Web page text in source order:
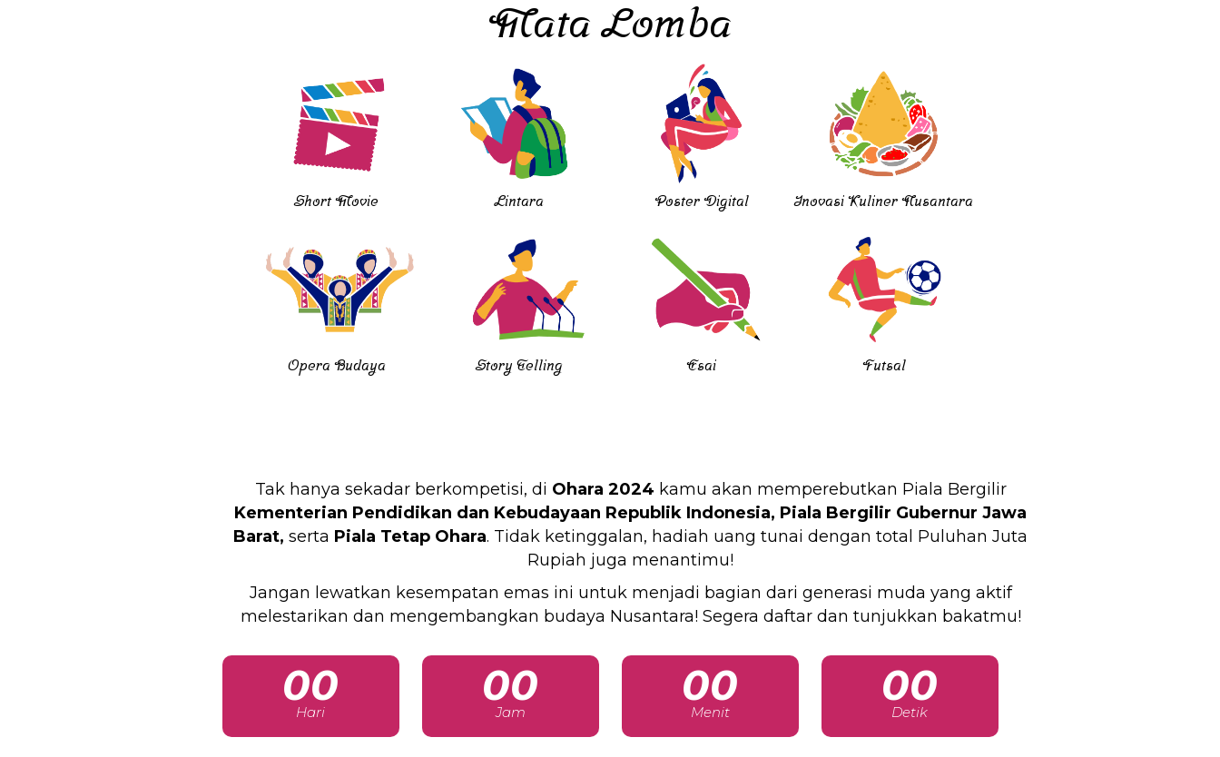
Mata Lomba
Short Movie Lintara Poster Digital Inovasi Kuliner Nusantara
Opera Budaya Story Telling Esai Futsal
Tak hanya sekadar berkompetisi, di Ohara 2024 kamu akan memperebutkan Piala Bergilir
Kementerian Pendidikan dan Kebudayaan Republik Indonesia, Piala Bergilir Gubernur Jawa
Barat, serta Piala Tetap Ohara. Tidak ketinggalan, hadiah uang tunai dengan total Puluhan Juta
Rupiah juga menantimu!
Jangan lewatkan kesempatan emas ini untuk menjadi bagian dari generasi muda yang aktif
melestarikan dan mengembangkan budaya Nusantara! Segera daftar dan tunjukkan bakatmu!
00
Hari
00
Jam
00
Menit
00
Detik